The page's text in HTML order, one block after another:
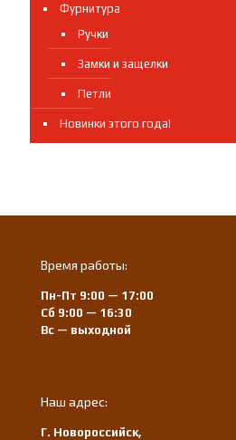
Фурнитура
Ручки
Замки и защелки
Петли
Новинки этого года!
Время работы:
Пн-Пт 9:00 — 17:00
Сб 9:00 — 16:30
Вс — выходной
Наш адрес:
Г. Новороссийск,